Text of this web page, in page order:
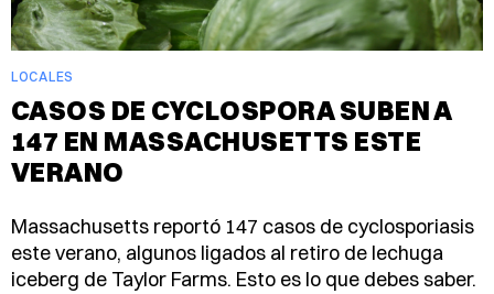
LOCALES
CASOS DE CYCLOSPORA SUBEN A
147 EN MASSACHUSETTS ESTE
VERANO
Massachusetts reportó 147 casos de cyclosporiasis
este verano, algunos ligados al retiro de lechuga
iceberg de Taylor Farms. Esto es lo que debes saber.